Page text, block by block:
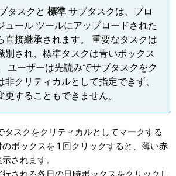
タスクと標準サブタスクは、プロ
ュール ツールにアップロードされた
直接継承されます。 重要なタスクは
別され、標準タスクは青いボックス
ユーザーは先読みでサブタスクをク
非クリティカルとして指定できず、
更することもできません。
タスクをクリティカルとしてマークする
ボックスを 1 回クリックすると、薄い赤
されます。